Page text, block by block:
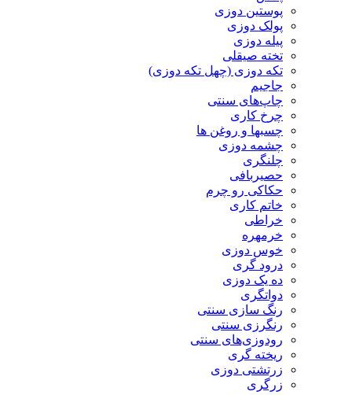
پوستین دوزی
پولک دوزی
پیله دوزی
تخته صیقلی
تکه دوزی (چهل تکه دوزی)
جاجیم
چاپ‌های سنتی
چرخ کاری
چسبها و روغن ها
چشمه دوزی
چلنگری
حصیربافی
حکاکی رو چرم
خاتم کاری
خراطی
خرمهره
خوس دوزی
درود گری
ده یک دوزی
دواتگری
رنگ سازی سنتی
رنگرزی سنتی
رودوزی‌های سنتی
ریخته گری
زرتشتی دوزی
زرگری